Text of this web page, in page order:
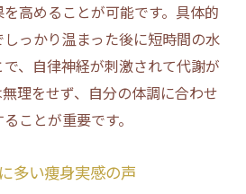
高めることが可能です。具体的
っかり温まった後に短時間の水
、自律神経が刺激されて代謝が
理をせず、自分の体調に合わせ
ことが重要です。
多い痩身実感の声